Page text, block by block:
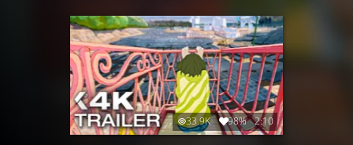
33.9K 98% 2:10